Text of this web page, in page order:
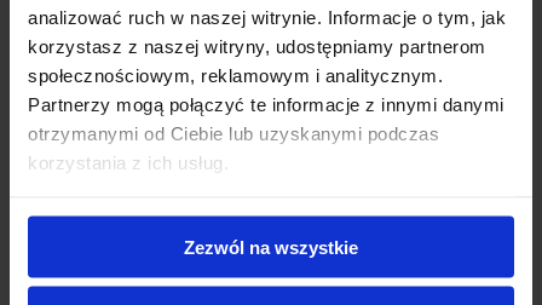
analizować ruch w naszej witrynie. Informacje o tym, jak
korzystasz z naszej witryny, udostępniamy partnerom
społecznościowym, reklamowym i analitycznym.
Partnerzy mogą połączyć te informacje z innymi danymi
otrzymanymi od Ciebie lub uzyskanymi podczas
korzystania z ich usług.
Zezwól na wszystkie
Aillio BULLET ROASTER R1 V2 | Classic